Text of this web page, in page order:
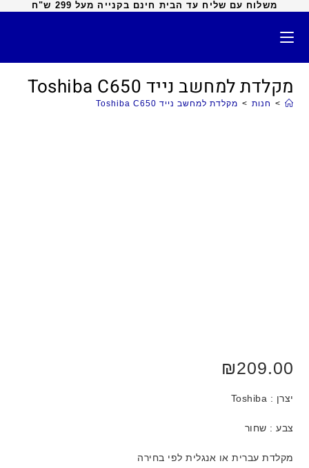
משלוח עם שליח עד הבית חינם בקנייה מעל 299 ש"ח
מקלדת למחשב נייד Toshiba C650
> חנות > מקלדת למחשב נייד Toshiba C650
₪209.00
יצרן : Toshiba
צבע : שחור
מקלדת עברית או אנגלית לפי בחירה